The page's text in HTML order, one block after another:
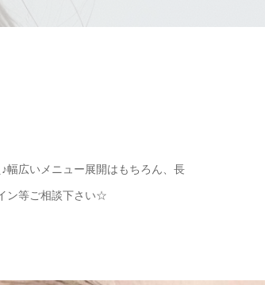
幅広いメニュー展開はもちろん、長
ン等ご相談下さい☆